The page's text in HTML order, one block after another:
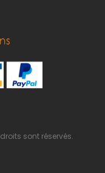
sont réservés.